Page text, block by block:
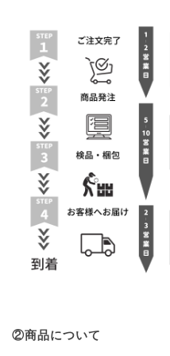
②商品について